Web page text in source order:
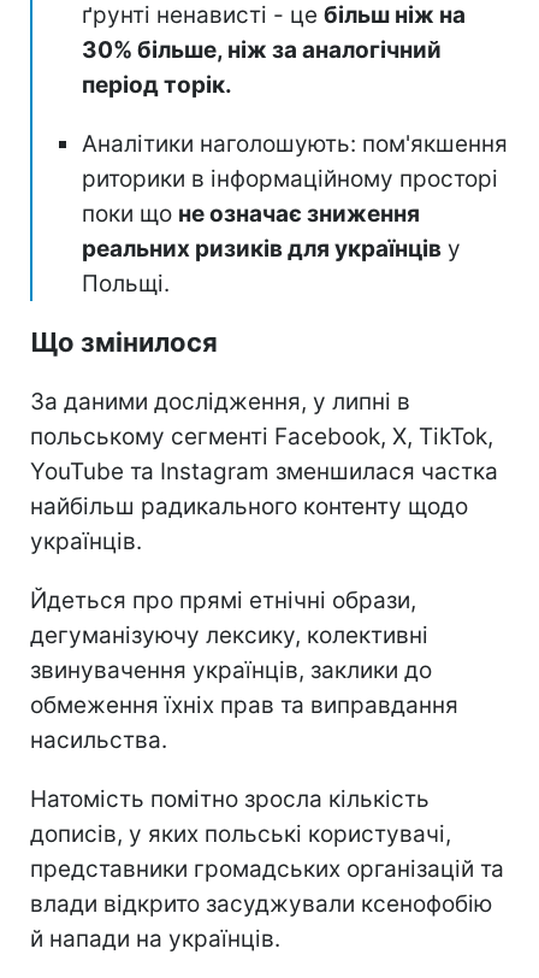
ґрунті ненависті - це більш ніж на
30% більше, ніж за аналогічний
період торік.
Аналітики наголошують: пом'якшення
риторики в інформаційному просторі
поки що не означає зниження
реальних ризиків для українців у
Польщі.
Що змінилося
За даними дослідження, у липні в
польському сегменті Facebook, X, TikTok,
YouTube та Instagram зменшилася частка
найбільш радикального контенту щодо
українців.
Йдеться про прямі етнічні образи,
дегуманізуючу лексику, колективні
звинувачення українців, заклики до
обмеження їхніх прав та виправдання
насильства.
Натомість помітно зросла кількість
дописів, у яких польські користувачі,
представники громадських організацій та
влади відкрито засуджували ксенофобію
й напади на українців.